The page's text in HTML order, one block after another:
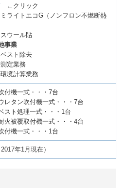
←クリック
ミライトエコG（ノンフロン不燃断熱
スウール貼
事業
ベスト除去
測定業務
環境計算業務
付機一式・・・7台
レタン吹付機一式・・・7台
スト処理一式・・・1台
火被覆取付機一式・・・4台
付機一式・・・1台
年1月現在）